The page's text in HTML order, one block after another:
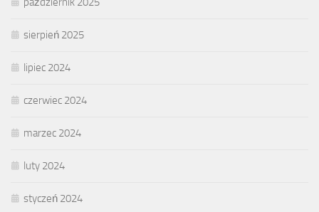
sierpień 2025
lipiec 2024
czerwiec 2024
marzec 2024
luty 2024
styczeń 2024